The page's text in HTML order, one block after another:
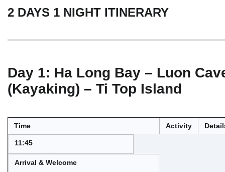
2 DAYS 1 NIGHT ITINERARY
Day 1: Ha Long Bay – Luon
(Kayaking) – Ti Top Island
Time Activity
11:45
Arrival & Welcome